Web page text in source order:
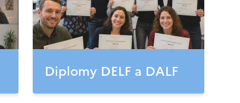
Diplomy DELF a DALF